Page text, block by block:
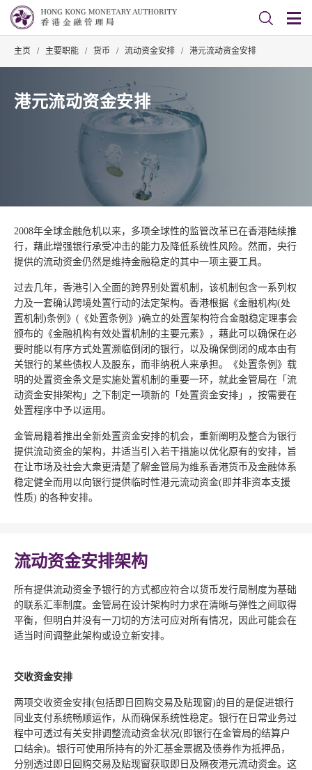
主页 / 主要职能 / 货币 / 流动资金安排 / 港元流动资金安排
港元流动资金安排
2008年全球金融危机以来，多项全球性的监管改革已在香港陆续推
行，藉此增强银行承受冲击的能力及降低系统性风险。然而，央行
提供的流动资金仍然是维持金融稳定的其中一项主要工具。
过去几年，香港引入全面的跨界别处置机制，该机制包含一系列权
力及一套确认跨境处置行动的法定架构。香港根据《金融机构(处
置机制)条例》(《处置条例》)确立的处置架构符合金融稳定理事会
颁布的《金融机构有效处置机制的主要元素》，藉此可以确保在必
要时能以有序方式处置濒临倒闭的银行，以及确保倒闭的成本由有
关银行的某些债权人及股东，而非纳税人来承担。《处置条例》载
明的处置资金条文是实施处置机制的重要一环，就此金管局在「流
动资金安排架构」之下制定一项新的「处置资金安排」，按需要在
处置程序中予以运用。
金管局籍着推出全新处置资金安排的机会，重新阐明及整合为银行
提供流动资金的架构，并适当引入若干措施以优化原有的安排，旨
在让市场及社会大衆更清楚了解金管局为维系香港货币及金融体系
稳定健全而用以向银行提供临时性港元流动资金(即并非资本支援
性质) 的各种安排。
流动资金安排架构
所有提供流动资金予银行的方式都应符合以货币发行局制度为基础
的联系汇率制度。金管局在设计架构时力求在清晰与弹性之间取得
平衡，但明白并没有一刀切的方法可应对所有情况，因此可能会在
适当时间调整此架构或设立新安排。
交收资金安排
两项交收资金安排(包括即日回购交易及贴现窗)的目的是促进银行
同业支付系统畅顺运作，从而确保系统性稳定。银行在日常业务过
程中可透过有关安排调整流动资金状况(即银行在金管局的结算户
口结余)。银行可使用所持有的外汇基金票据及债券作为抵押品，
分别透过即日回购交易及贴现窗获取即日及隔夜港元流动资金。这